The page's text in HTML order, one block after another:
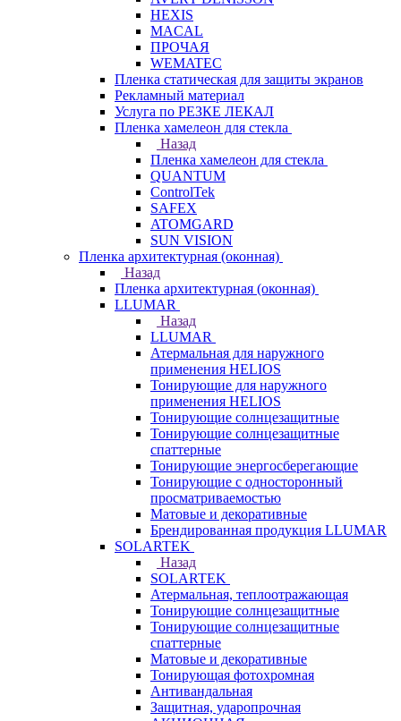
HEXIS
MACAL
ПРОЧАЯ
WEMATEC
Пленка статическая для защиты экранов
Рекламный материал
Услуга по РЕЗКЕ ЛЕКАЛ
Пленка хамелеон для стекла
Назад
Пленка хамелеон для стекла
QUANTUM
ControlTek
SAFEX
ATOMGARD
SUN VISION
Пленка архитектурная (оконная)
Назад
Пленка архитектурная (оконная)
LLUMAR
Назад
LLUMAR
Атермальная для наружного
применения HELIOS
Тонирующие для наружного
применения HELIOS
Тонирующие солнцезащитные
Тонирующие солнцезащитные
спаттерные
Тонирующие энергосберегающие
Тонирующие с односторонный
просматриваемостью
Матовые и декоративные
Брендированная продукция LLUMAR
SOLARTEK
Назад
SOLARTEK
Атермальная, теплоотражающая
Тонирующие солнцезащитные
Тонирующие солнцезащитные
спаттерные
Матовые и декоративные
Тонирующая фотохромная
Антивандальная
Защитная, ударопрочная